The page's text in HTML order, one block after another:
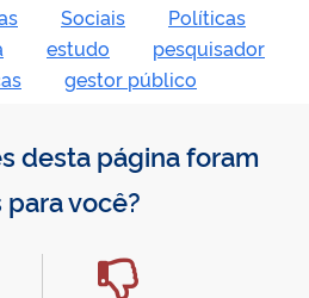
Sociais
Políticas
estudo
pesquisador
gestor público
desta página foram
para você?